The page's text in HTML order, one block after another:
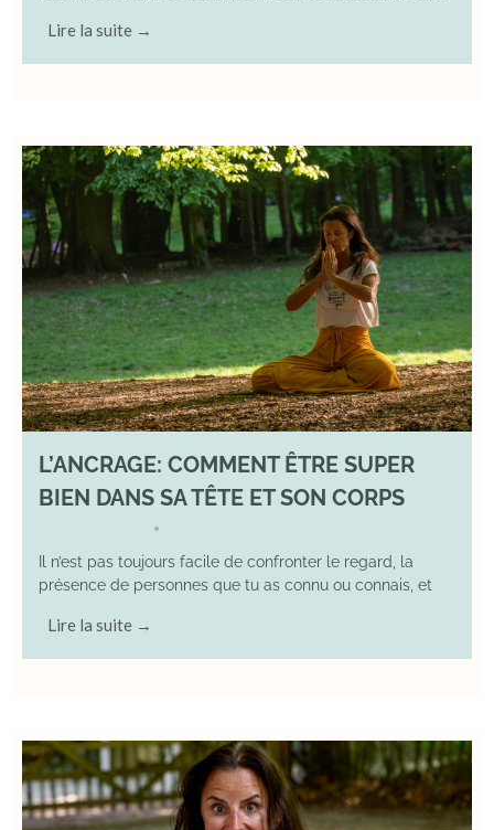
Lire la suite →
L’ANCRAGE: COMMENT ÊTRE SUPER
BIEN DANS SA TÊTE ET SON CORPS
•
Il n’est pas toujours facile de confronter le regard, la
présence de personnes que tu as connu ou connais, et
Lire la suite →